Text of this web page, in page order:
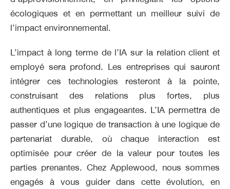
écologiques et en permettant un meilleur suivi de
l’impact environnemental.
L’impact à long terme de l’IA sur la relation client et
employé sera profond. Les entreprises qui sauront
intégrer ces technologies resteront à la pointe,
construisant des relations plus fortes, plus
authentiques et plus engageantes. L’IA permettra de
passer d’une logique de transaction à une logique de
partenariat durable, où chaque interaction est
optimisée pour créer de la valeur pour toutes les
parties prenantes. Chez Applewood, nous sommes
engagés à vous guider dans cette évolution, en